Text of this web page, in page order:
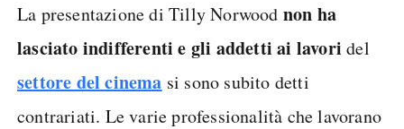
La presentazione di Tilly Norwood non ha
lasciato indifferenti e gli addetti ai lavori del
settore del cinema si sono subito detti
contrariati. Le varie professionalità che lavorano